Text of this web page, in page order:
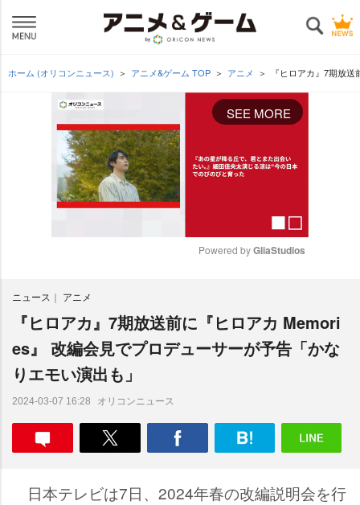
ホーム (オリコンニュース) アニメ&ゲーム TOP アニメ 『ヒロアカ』7期放
SEE MORE
e
Powered by GliaStudios
ニュース アニメ
『ヒロアカ』7期放送前に『ヒロアカ Memori
es』 改編会見でプロデューサーが予告「かな
りエモい演出も」
2024-03-07 16:28 オリコンニュース
日本テレビは7日、2024年春の改編説明会を行